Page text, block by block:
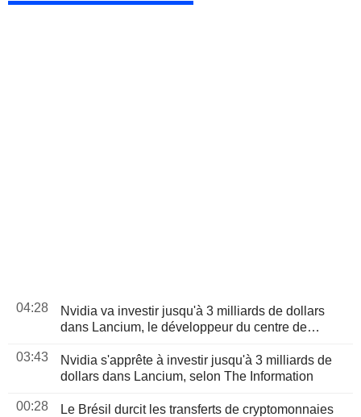
04:28
Nvidia va investir jusqu'à 3 milliards de dollars
dans Lancium, le développeur du centre de
03:43
Nvidia s'apprête à investir jusqu'à 3 milliards de
dollars dans Lancium, selon The Information
00:28
Le Brésil durcit les transferts de cryptomonnaies